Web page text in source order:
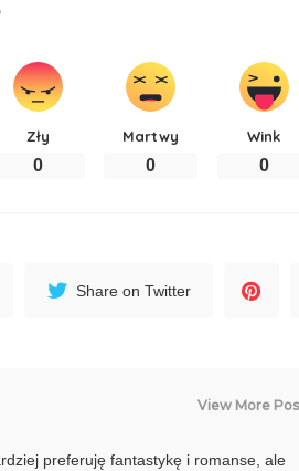
Zły
0
Martwy
0
Wink
0
Share on Twitter
View More
preferuję fantastykę i romanse, ale